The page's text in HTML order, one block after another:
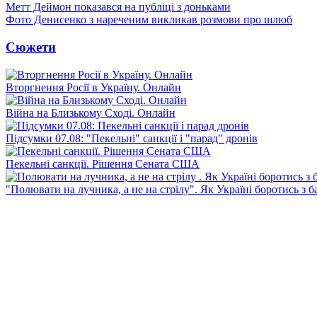
Метт Деймон показався на публіці з доньками
Фото Денисенко з нареченим викликав розмови про шлюб
Сюжети
Вторгнення Росії в Україну. Онлайн
Війна на Близькому Сході. Онлайн
Підсумки 07.08: "Пекельні" санкції і "парад" дронів
Пекельні санкції. Рішення Сената США
"Полювати на лучника, а не на стрілу". Як Україні боротись з